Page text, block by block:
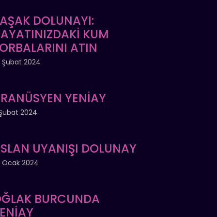
DOLUNAYI:
KUM
ATIN
Şubat 2024
YENİAY
2024
UYANIŞI DOLUNAY
Ocak 2024
BURCUNDA